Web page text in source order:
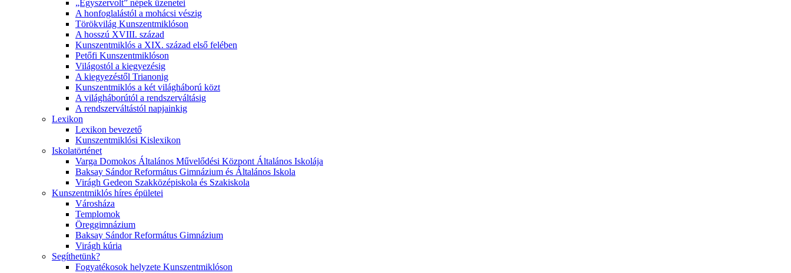
„Egyszervolt” népek üzenetei
A honfoglalástól a mohácsi vészig
Törökvilág Kunszentmiklóson
A hosszú XVIII. század
Kunszentmiklós a XIX. század első felében
Petőfi Kunszentmiklóson
Világostól a kiegyezésig
A kiegyezéstől Trianonig
Kunszentmiklós a két világháború közt
A világháborútól a rendszerváltásig
A rendszerváltástól napjainkig
Lexikon
Lexikon bevezető
Kunszentmiklósi Kislexikon
Iskolatörténet
Varga Domokos Általános Művelődési Központ Általános Iskolája
Baksay Sándor Református Gimnázium és Általános Iskola
Virágh Gedeon Szakközépiskola és Szakiskola
Kunszentmiklós híres épületei
Városháza
Templomok
Öreggimnázium
Baksay Sándor Református Gimnázium
Virágh kúria
Segíthetünk?
Fogyatékosok helyzete Kunszentmiklóson